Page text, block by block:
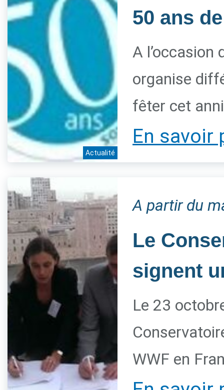
Actualité
50 ans
A l’occasion
organise
fêter cet
En savoir
A partir du
Le
signent
Le 23
WWF en